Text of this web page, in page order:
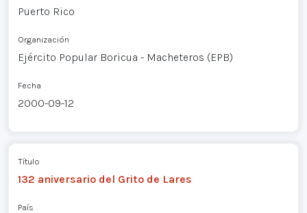
Puerto Rico
Organización
Ejército Popular Boricua - Macheteros (EPB)
Fecha
2000-09-12
Título
132 aniversario del Grito de Lares
País